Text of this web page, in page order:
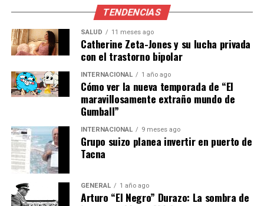
Soluciones Propuestas
Los expertos señalan que la diversificación de las
fuentes de energía es crucial para mitigar futuras crisis.
“Europa debe acelerar su transición hacia energías
renovables y mejorar la eficiencia energética para
reducir su dependencia de las importaciones de gas”,
comenta el Dr. Hans Müller, analista de energía en el
Algunas propuestas incluyen la inversión en
infraestructura de energía renovable y el desarrollo de
tecnologías de almacenamiento de energía. Además, se
están considerando políticas para incentivar el ahorro
TENDENCIAS
SALUD 11 meses ago
Catherine Zeta-Jones y su lucha privada
con el trastorno bipolar
INTERNACIONAL 1 año ago
Cómo ver la nueva temporada de “El
maravillosamente extraño mundo de
Gumball”
INTERNACIONAL 9 meses ago
Grupo suizo planea invertir en puerto de
Tacna
GENERAL 1 año ago
Arturo “El Negro” Durazo: La sombra de